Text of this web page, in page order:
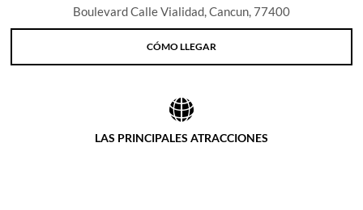
Boulevard Calle Vialidad, Cancun, 77400
CÓMO LLEGAR
LAS PRINCIPALES ATRACCIONES